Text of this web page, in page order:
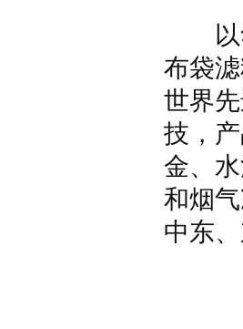
以华
布袋
世界
技，
金、
和烟
中东